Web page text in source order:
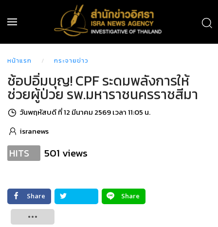
หน้าแรก กระจายข่าว
ช้อปอิ่มบุญ! CPF ระดมพลังการให้
ช่วยผู้ป่วย รพ.มหาราชนครราชสีมา
วันพฤหัสบดี ที่ 12 มีนาคม 2569 เวลา 11:05 น.
isranews
HITS 501 views
Share
Share